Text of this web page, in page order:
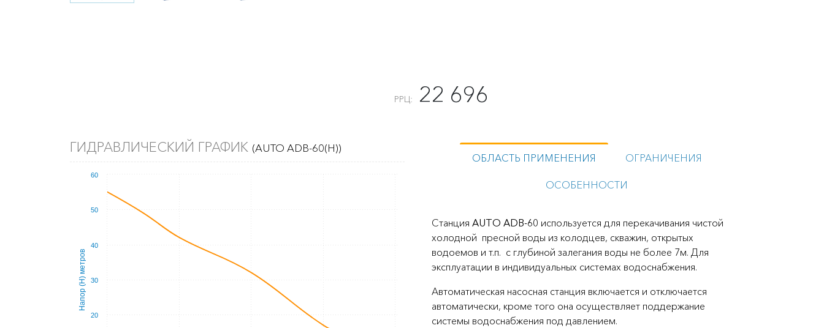
РРЦ: 22 696
ГИДРАВЛИЧЕСКИЙ ГРАФИК (AUTO ADB-60(H))
Напор (Н) метров
20
30
40
50
60
ОБЛАСТЬ ПРИМЕНЕНИЯ ОГРАНИЧЕНИЯ
ОСОБЕННОСТИ
Станция AUTO ADB-60 используется для перекачивания чистой
холодной пресной воды из колодцев, скважин, открытых
водоемов и т.п. с глубиной залегания воды не более 7м. Для
эксплуатации в индивидуальных системах водоснабжения.
Автоматическая насосная станция включается и отключается
автоматически, кроме того она осуществляет поддержание
системы водоснабжения под давлением.